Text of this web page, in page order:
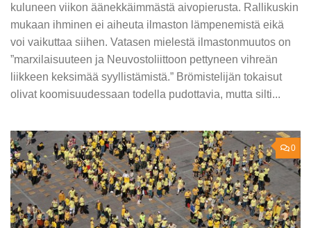
kuluneen viikon äänekkäimmästä aivopierusta. Rallikuskin
mukaan ihminen ei aiheuta ilmaston lämpenemistä eikä
voi vaikuttaa siihen. Vatasen mielestä ilmastonmuutos on
”marxilaisuuteen ja Neuvostoliittoon pettyneen vihreän
liikkeen keksimää syyllistämistä.” Brömistelijän tokaisut
olivat koomisuudessaan todella pudottavia, mutta silti...
0